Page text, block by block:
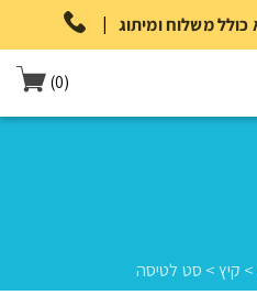
|
(0)
> קיץ > סט לטיסה